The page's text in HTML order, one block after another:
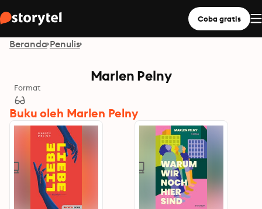
Coba gratis
Beranda Penulis
Marlen Pelny
Format
Buku oleh Marlen Pelny